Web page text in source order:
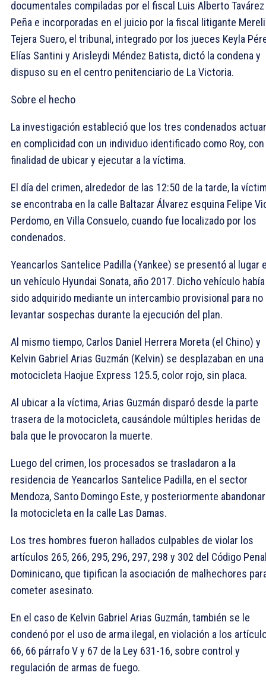
documentales compiladas por el fiscal Luis Alberto Tavárez
Peña e incorporadas en el juicio por la fiscal litigante
Tejera Suero, el tribunal, integrado por los jueces Keyla
Elías Santini y Arisleydi Méndez Batista, dictó la condena y
dispuso su en el centro penitenciario de La Victoria.
Sobre el hecho
La investigación estableció que los tres condenados
en complicidad con un individuo identificado como Roy, con
finalidad de ubicar y ejecutar a la víctima.
El día del crimen, alrededor de las 12:50 de la tarde, la
se encontraba en la calle Baltazar Álvarez esquina Felipe
Perdomo, en Villa Consuelo, cuando fue localizado por los
condenados.
Yeancarlos Santelice Padilla (Yankee) se presentó al lugar
un vehículo Hyundai Sonata, año 2017. Dicho vehículo había
sido adquirido mediante un intercambio provisional para no
levantar sospechas durante la ejecución del plan.
Al mismo tiempo, Carlos Daniel Herrera Moreta (el Chino) y
Kelvin Gabriel Arias Guzmán (Kelvin) se desplazaban en una
motocicleta Haojue Express 125.5, color rojo, sin placa.
Al ubicar a la víctima, Arias Guzmán disparó desde la parte
trasera de la motocicleta, causándole múltiples heridas de
bala que le provocaron la muerte.
Luego del crimen, los procesados se trasladaron a la
residencia de Yeancarlos Santelice Padilla, en el sector
Mendoza, Santo Domingo Este, y posteriormente
la motocicleta en la calle Las Damas.
Los tres hombres fueron hallados culpables de violar los
artículos 265, 266, 295, 296, 297, 298 y 302 del Código
Dominicano, que tipifican la asociación de malhechores
cometer asesinato.
En el caso de Kelvin Gabriel Arias Guzmán, también se le
condenó por el uso de arma ilegal, en violación a los
66, 66 párrafo V y 67 de la Ley 631-16, sobre control y
regulación de armas de fuego.